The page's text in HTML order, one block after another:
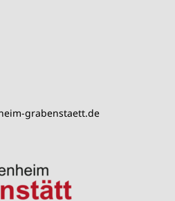
grabenstaett.de